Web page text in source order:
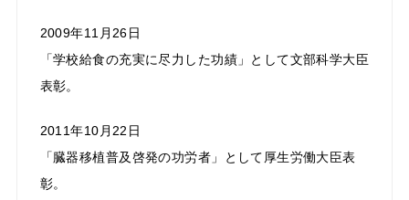
2009年11月26日
「学校給食の充実に尽力した功績」として文部科学大臣
表彰。
2011年10月22日
「臓器移植普及啓発の功労者」として厚生労働大臣表
彰。